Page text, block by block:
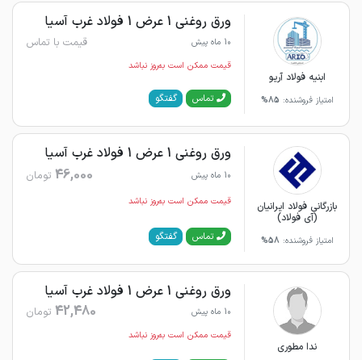
ابنیه فولاد آریو
امتیاز فروشنده: 85%
ورق روغنی 1 عرض 1 فولاد غرب آسیا
10 ماه پیش قیمت با تماس
قیمت ممکن است به‌روز نباشد
تماس گفتگو
بازرگانی فولاد ایرانیان
(آی فولاد)
امتیاز فروشنده: 58%
ورق روغنی 1 عرض 1 فولاد غرب آسیا
10 ماه پیش 46,000 تومان
قیمت ممکن است به‌روز نباشد
تماس گفتگو
ندا مطوری
ورق روغنی 1 عرض 1 فولاد غرب آسیا
10 ماه پیش 42,480 تومان
قیمت ممکن است به‌روز نباشد